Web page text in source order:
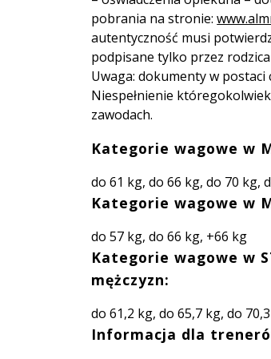
pobrania na stronie:
autentyczność musi
podpisane tylko przez
Uwaga: dokumenty w
Niespełnienie
zawodach.
Kategorie wagowe w
do 61 kg, do 66 kg, do 70 kg,
Kategorie wagowe w
do 57 kg, do 66 kg, +66 kg
Kategorie wagowe w
mężczyzn:
do 61,2 kg, do 65,7 kg, do
Informacja dla